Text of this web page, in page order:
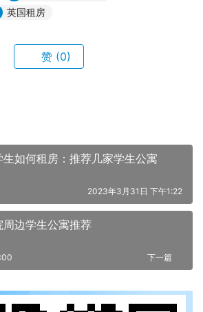
英国租房
赞 (0)
如何租房：推荐几家学生公寓
2023年3月31日 下午1:22
边学生公寓推荐
下一篇